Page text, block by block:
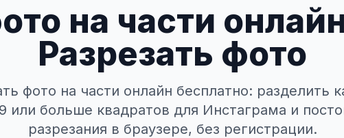
на части
Разрезать фото
фото на части онлайн бесплатно: разделить
или больше квадратов для Инстаграма и
разрезания в браузере, без регистрации.